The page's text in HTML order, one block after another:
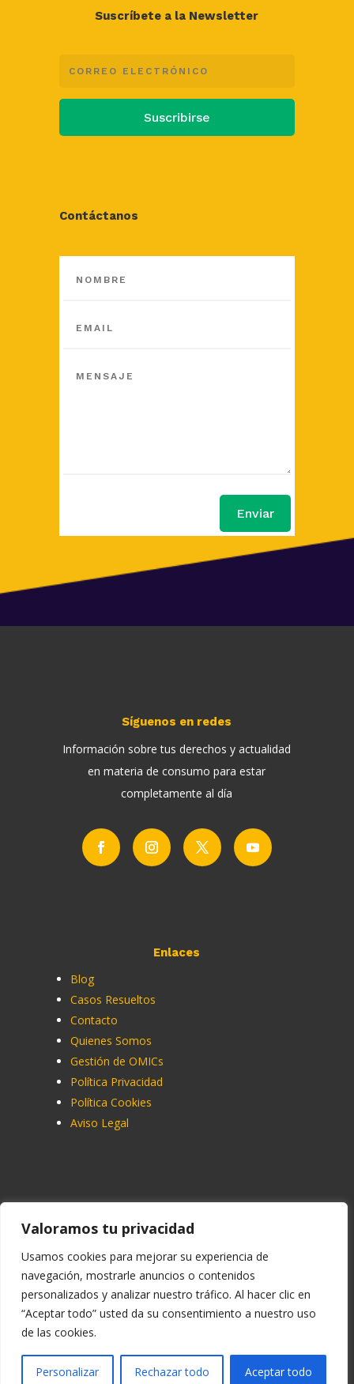
Valoramos tu privacidad
Usamos cookies para mejorar su experiencia de
navegación, mostrarle anuncios o contenidos
personalizados y analizar nuestro tráfico. Al hacer clic en
“Aceptar todo” usted da su consentimiento a nuestro uso
de las cookies.
Personalizar Rechazar todo Aceptar todo
Suscríbete a la Newsletter
Suscribirse
Contáctanos
Enviar
Síguenos en redes
Información sobre tus derechos y actualidad
en materia de consumo para estar
completamente al día
Enlaces
Blog
Casos Resueltos
Contacto
Quienes Somos
Gestión de OMICs
Política Privacidad
Política Cookies
Aviso Legal
Contacto
91 713 07 70
info@ucemadrid.com
reclamaciones@ucemadrid.com